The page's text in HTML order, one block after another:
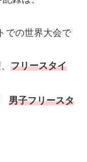
での世界大会で
フリースタイ
男子フリースタ